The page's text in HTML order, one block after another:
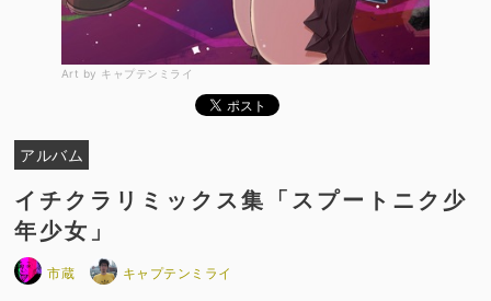
Art by キャプテンミライ
アルバム
イチクラリミックス集「スプートニク少
年少女」
市蔵 キャプテンミライ